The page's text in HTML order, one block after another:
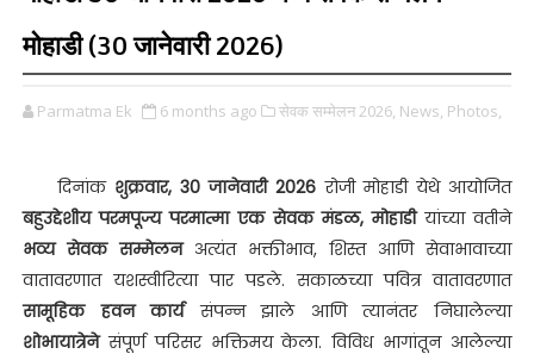
मोहाडी (30 जानेवारी 2026)
Parmatma Ek 6 months ago सेवक सम्मेलन 2026, News, Photos,
दिनांक शुक्रवार, 30 जानेवारी 2026 रोजी मोहाडी येथे आयोजित
बहुउद्देशीय परमपूज्य परमात्मा एक सेवक मंडळ, मोहाडीयांच्या वतीने
भव्य सेवक सम्मेलनअत्यंत भक्तीभाव, शिस्त आणि सेवाभावाच्या
वातावरणात यशस्वीरित्या पार पडले. सकाळच्या पवित्र वातावरणात
सामूहिक हवन कार्यसंपन्न झाले आणि त्यानंतर निघालेल्या
शोभायात्रेनेसंपूर्ण परिसर भक्तिमय केला. विविध भागांतून आलेल्या